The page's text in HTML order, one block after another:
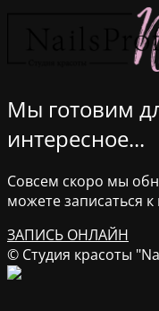
Мы готовим
интересное...
Совсем скоро мы
можете записаться
ЗАПИСЬ ОНЛАЙН
© Студия красоты